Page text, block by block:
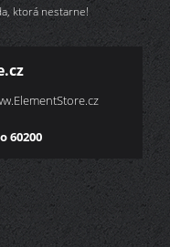
ktorá nestarne!
60200